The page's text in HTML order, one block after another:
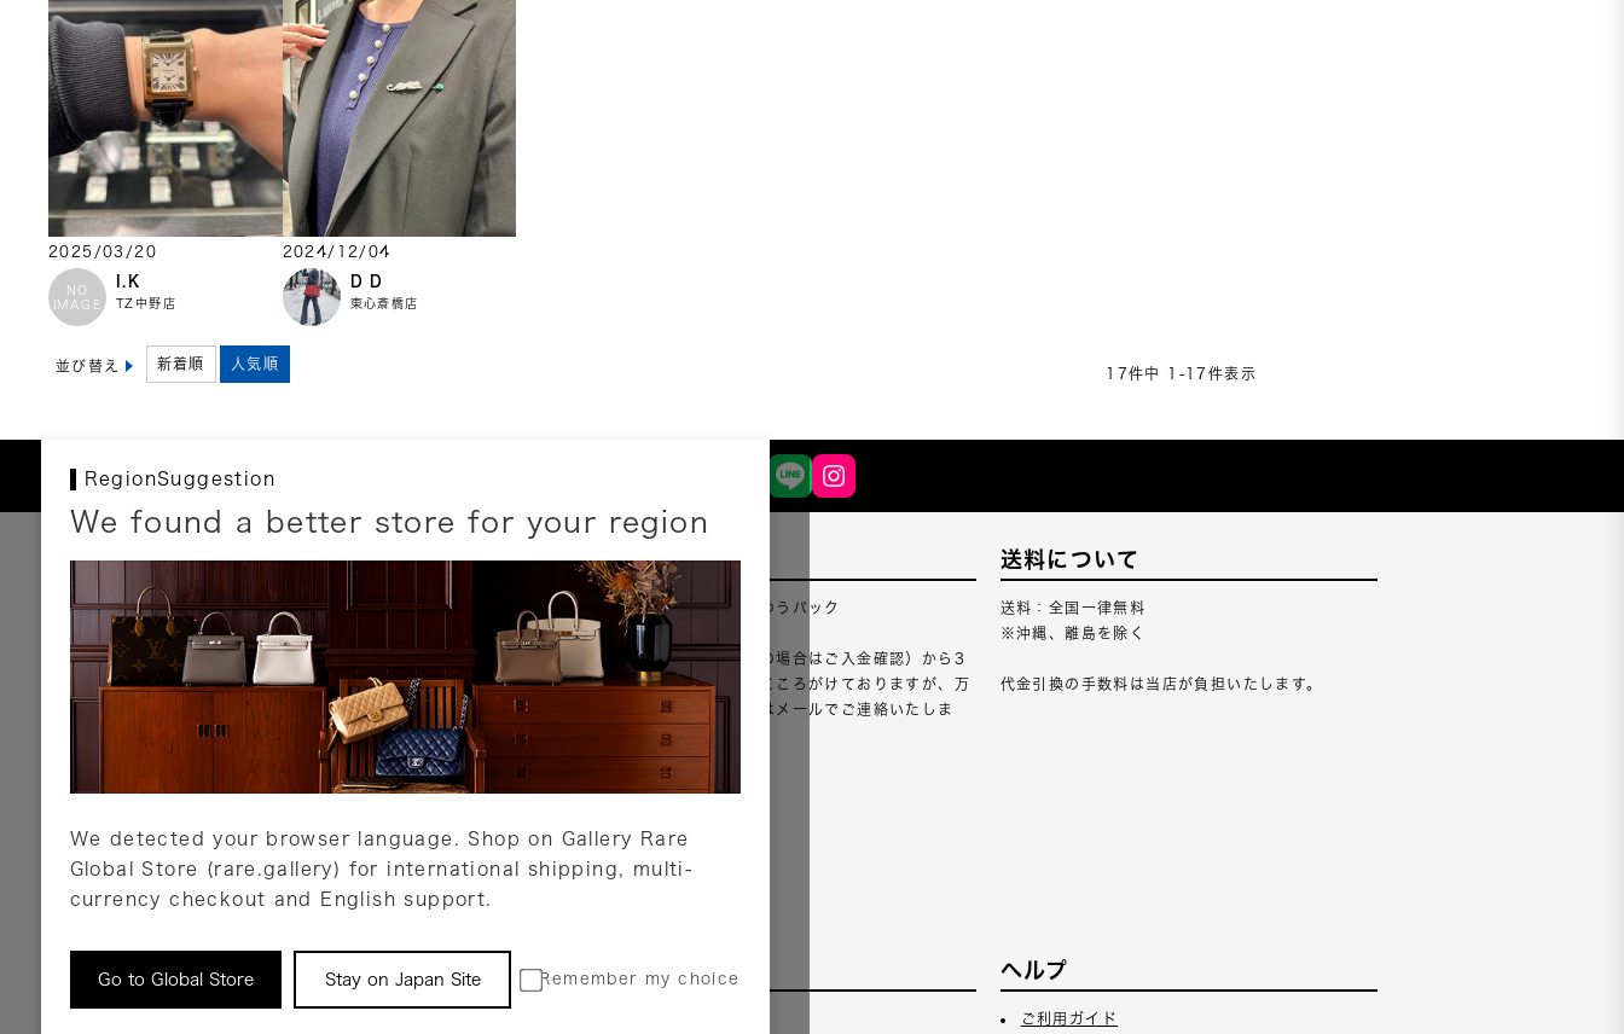
2025/03/20
NO
IMAGE
I.K
TZ中野店
2024/12/04
D D
東心斎橋店
並び替え 新着順 人気順
17件中 1 - 17 件表示
RegionSuggestion
We found a better store for your region
We detected your browser language. Shop on Gallery Rare
Global Store (rare.gallery) for international shipping, multi-
currency checkout and English support.
Go to Global Store Stay on Japan Site Remember my choice
お支払いについて
以下のお支払方法が利用可能です。
クレジットカード
ショッピングローン
銀行振込・郵便振替
代金引換
Amazon Pay
PayPay
店頭支払い
詳しくはこちら
配送について
配送業者：佐川急便・ゆうパック
ご注文確認（銀行振込の場合はご入金確認）から3
営業日以内のご出荷をこころがけておりますが、万
が一出荷が遅れる場合はメールでご連絡いたしま
詳しくはこちら
送料について
送料：全国一律無料
※沖縄、離島を除く
代金引換の手数料は当店が負担いたします。
返品について サービス ヘルプ
ご利用ガイド